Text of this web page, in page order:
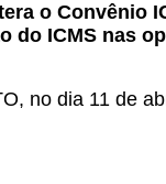
o Convênio
do ICMS nas
no dia 11 de